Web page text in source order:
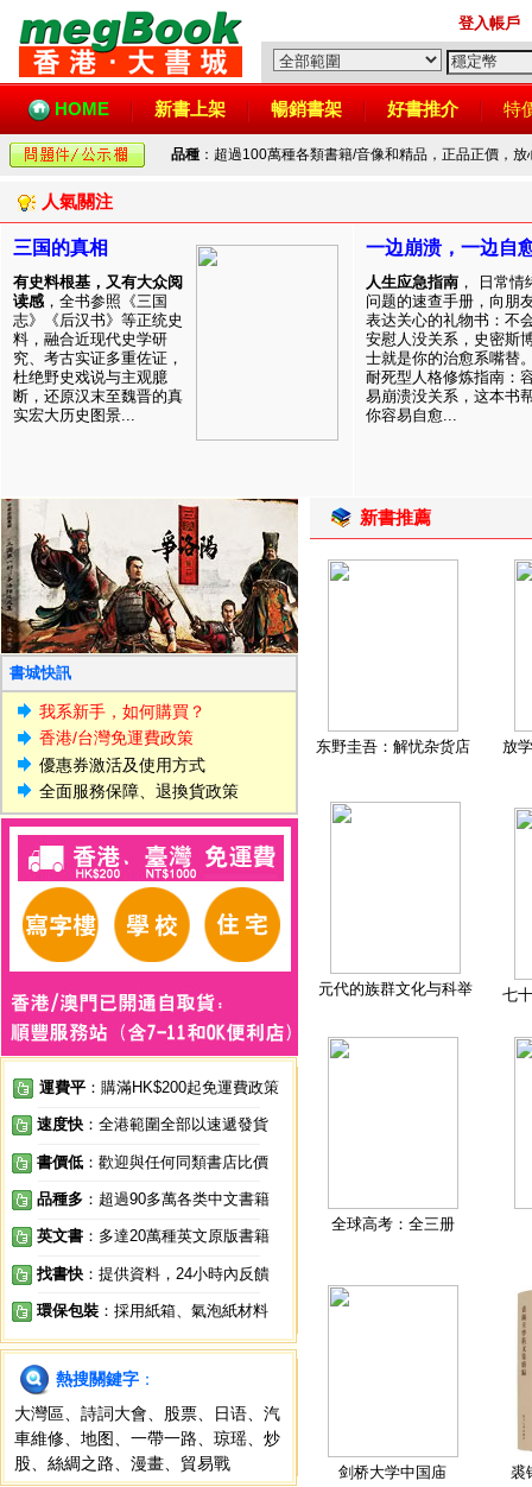
登入帳戶
HOME 新書上架 暢銷書架 好書推介 特
品種 ：超過100萬種各類書籍/音像和精品，正品正價，
人氣關注
三国的真相
有史料根基，又有大众阅
读感 ，全书参照《三国
志》《后汉书》等正统史
料，融合近现代史学研
究、考古实证多重佐证，
杜绝野史戏说与主观臆
断，还原汉末至魏晋的真
实宏大历史图景...
一边崩溃，一边自
人生应急指南 ， 日常情
问题的速查手册，向朋
表达关心的礼物书：不
安慰人没关系，史密斯
士就是你的治愈系嘴替
耐死型人格修炼指南：
易崩溃没关系，这本书
你容易自愈...
書城快訊
我系新手，如何購買？
香港/台灣免運費政策
優惠券激活及使用方式
全面服務保障、退換貨政策
運費平 ：購滿HK$200起免運費政策
速度快 ：全港範圍全部以速遞發貨
書價低 ：歡迎與任何同類書店比價
品種多 ：超過90多萬各类中文書籍
英文書 ：多達20萬種英文原版書籍
找書快 ：提供資料，24小時內反饋
環保包裝 ：採用紙箱、氣泡紙材料
熱搜關鍵字 ：
大灣區
詩詞大會 股票 日语
汽
車維修
地图 一帶一路 琼瑶
炒
股
絲綢之路 漫畫 貿易戰
新書推薦
东野圭吾：解忧杂货店 放
元代的族群文化与科举 七
全球高考：全三册
剑桥大学中国庙 裘